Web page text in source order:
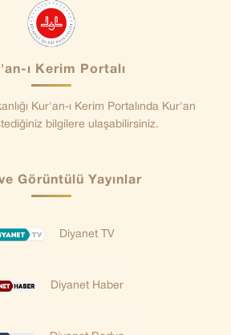
ı Kerim Portalı
Kur'an-ı Kerim Portalında Kur'an
bilgilere ulaşabilirsiniz.
Görüntülü Yayınlar
Diyanet TV
Diyanet Haber